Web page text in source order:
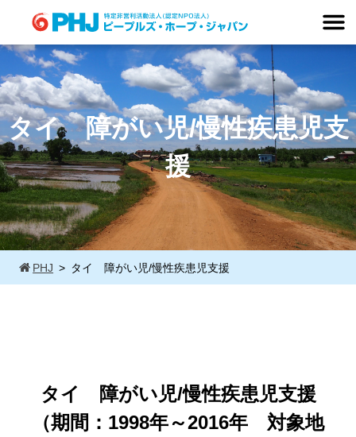
content
タイ 障がい児/慢性疾患児支
援
PHJ タイ 障がい児/慢性疾患児支援
タイ 障がい児/慢性疾患児支援
（期間：1998年～2016年 対象地